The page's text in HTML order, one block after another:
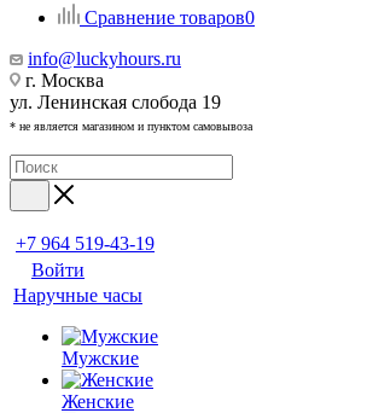
Сравнение товаров0
info@luckyhours.ru
г. Москва
ул. Ленинская слобода 19
* не является магазином и пунктом самовывоза
+7 964 519-43-19
Войти
Наручные часы
Мужские
Женские